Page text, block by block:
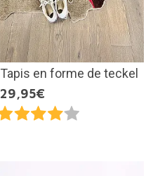
Tapis en forme de teckel
29,95€